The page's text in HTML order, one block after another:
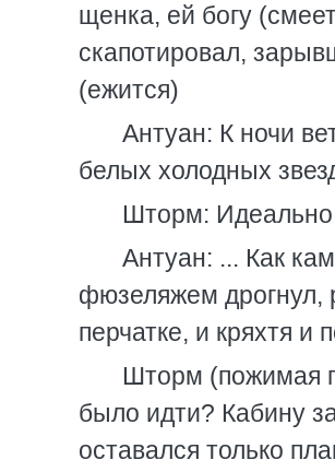
щенка, ей богу
скапотировал,
(ежится)
Антуан: К ночи
белых холодных
Шторм: Идеально
Антуан: ... Как
фюзеляжем дрогнул,
перчатке, и кряхтя и
Шторм (пожимая
было идти? Кабину
оставался только